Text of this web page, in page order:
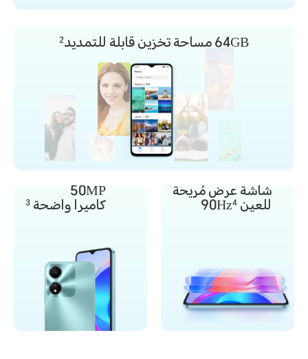
64GBمساحة تخزين قابلة للتمديد2
50MP
كاميرا واضحة 3 شاشة عرض مُريحة
للعين 90Hz 4